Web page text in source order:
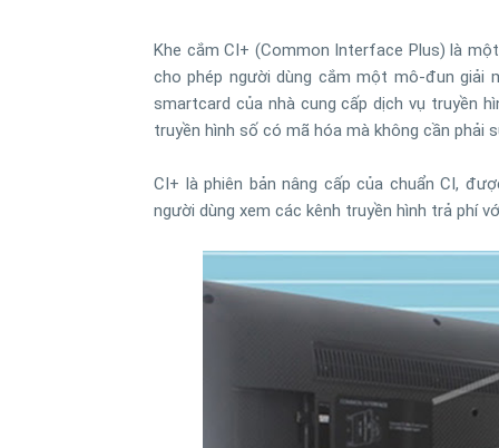
Khe cắm CI+ (Common Interface Plus) là
cho phép người dùng cắm một mô-đun giải
smartcard của nhà cung cấp dịch vụ truyền
truyền hình số có mã hóa mà không cần phải
CI+ là phiên bản nâng cấp của chuẩn CI,
người dùng xem các kênh truyền hình trả phí